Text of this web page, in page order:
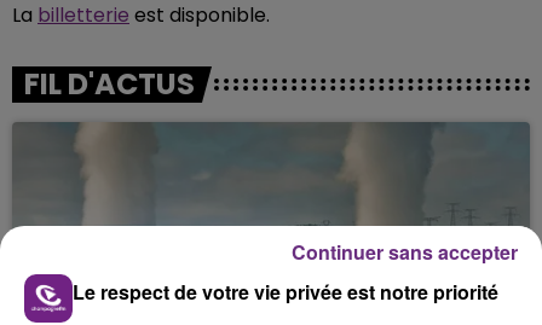
La billetterie est disponible.
FIL D'ACTUS
Le respect de votre vie privée est notre priorité
Continuer sans accepter